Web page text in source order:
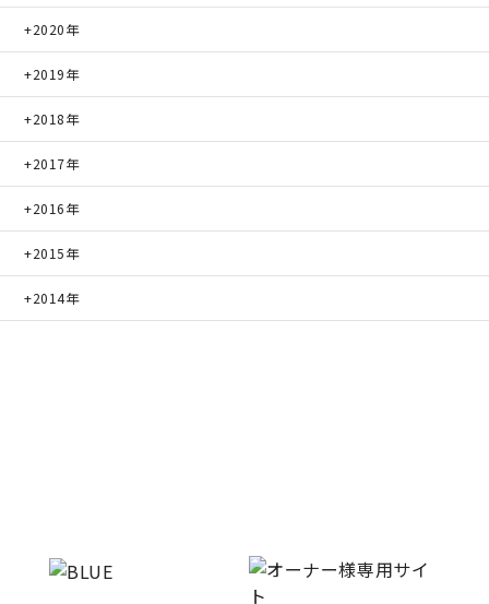
2020年
2019年
2018年
2017年
2016年
2015年
2014年